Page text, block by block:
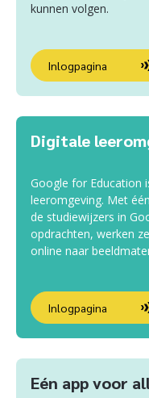
kunnen volgen.
Inlogpagina
Digitale
Google for Education
leeromgeving. Met
de studiewijzers in
opdrachten, werken
online naar
Inlogpagina
Eén app voor